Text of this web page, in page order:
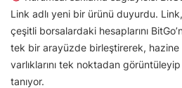
Link adlı yeni bir ürünü duyurdu.
çeşitli borsalardaki hesaplarını
tek bir arayüzde birleştirerek,
varlıklarını tek noktadan
tanıyor.